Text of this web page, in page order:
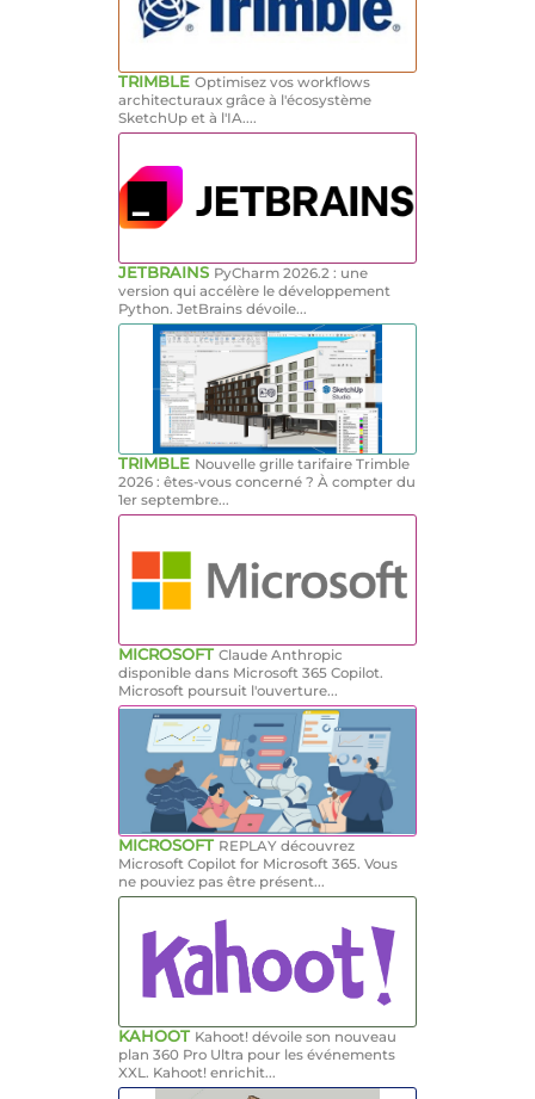
TRIMBLE Optimisez vos workflows
architecturaux grâce à l'écosystème
SketchUp et à l'IA....
JETBRAINS PyCharm 2026.2 : une
version qui accélère le développement
Python. JetBrains dévoile...
TRIMBLE Nouvelle grille tarifaire Trimble
2026 : êtes-vous concerné ? À compter du
1er septembre...
MICROSOFT Claude Anthropic
disponible dans Microsoft 365 Copilot.
Microsoft poursuit l'ouverture...
MICROSOFT REPLAY découvrez
Microsoft Copilot for Microsoft 365. Vous
ne pouviez pas être présent...
KAHOOT Kahoot! dévoile son nouveau
plan 360 Pro Ultra pour les événements
XXL. Kahoot! enrichit...